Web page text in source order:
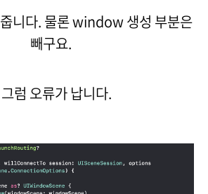
니다. 물론 window 생성 부분은
빼구요.
럼 오류가 납니다.